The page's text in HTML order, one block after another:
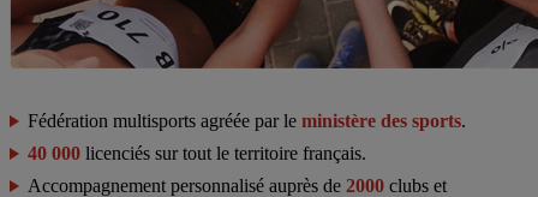
Fédération multisports agréée par le ministère des sports.
40 000 licenciés sur tout le territoire français.
Accompagnement personnalisé auprès de 2000 clubs et